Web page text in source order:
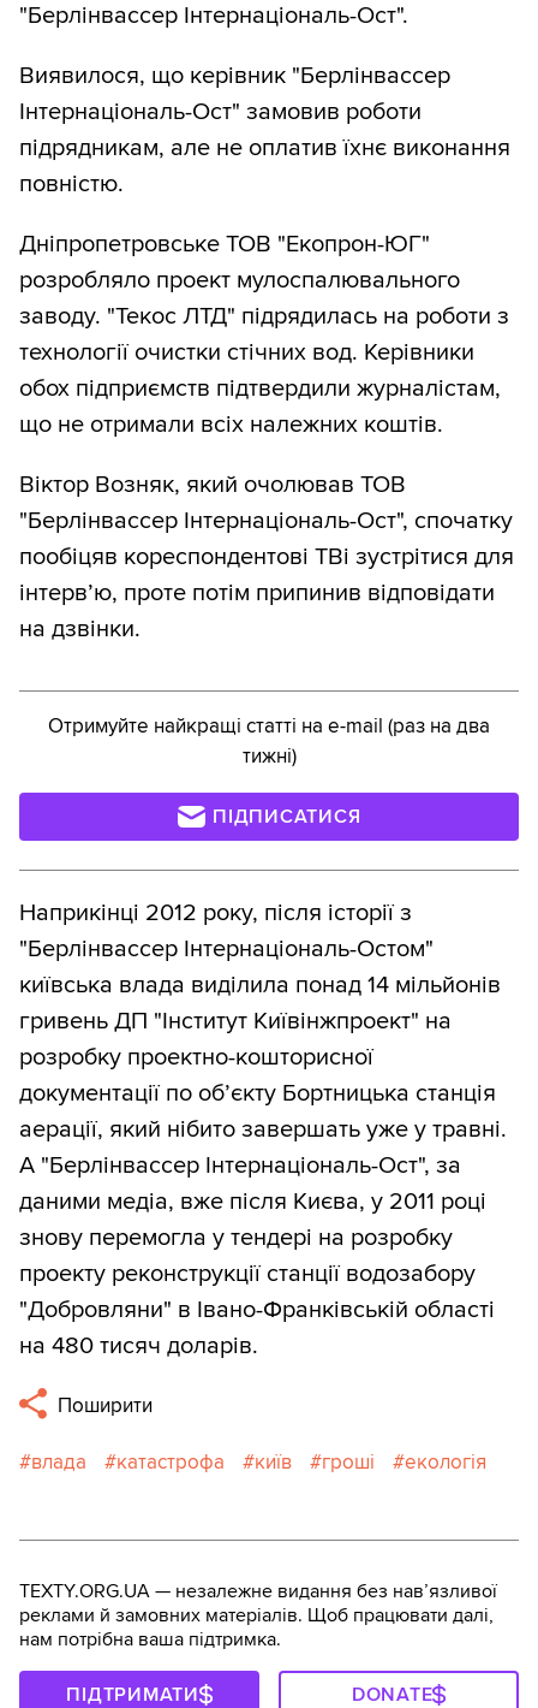
"Берлінвассер Інтернаціональ-Ост".
Виявилося, що керівник "Берлінвассер
Інтернаціональ-Ост" замовив роботи
підрядникам, але не оплатив їхнє виконання
повністю.
Дніпропетровське ТОВ "Екопрон-ЮГ"
розробляло проект мулоспалювального
заводу. "Текос ЛТД" підрядилась на роботи з
технології очистки стічних вод. Керівники
обох підприємств підтвердили журналістам,
що не отримали всіх належних коштів.
Віктор Возняк, який очолював ТОВ
"Берлінвассер Інтернаціональ-Ост", спочатку
пообіцяв кореспондентові ТВі зустрітися для
інтерв’ю, проте потім припинив відповідати
на дзвінки.
Отримуйте найкращі статті на e-mail (раз на два
тижні)
ПІДПИСАТИСЯ
Наприкінці 2012 року, після історії з
"Берлінвассер Інтернаціональ-Остом"
київська влада виділила понад 14 мільйонів
гривень ДП "Інститут Київінжпроект" на
розробку проектно-кошторисної
документації по об’єкту Бортницька станція
аерації, який нібито завершать уже у травні.
А "Берлінвассер Інтернаціональ-Ост", за
даними медіа, вже після Києва, у 2011 році
знову перемогла у тендері на розробку
проекту реконструкції станції водозабору
"Добровляни" в Івано-Франківській області
на 480 тисяч доларів.
Поширити
влада катастрофа київ гроші екологія
TEXTY.ORG.UA — незалежне видання без навʼязливої
реклами й замовних матеріалів. Щоб працювати далі,
нам потрібна ваша підтримка.
ПІДТРИМАТИ DONATE